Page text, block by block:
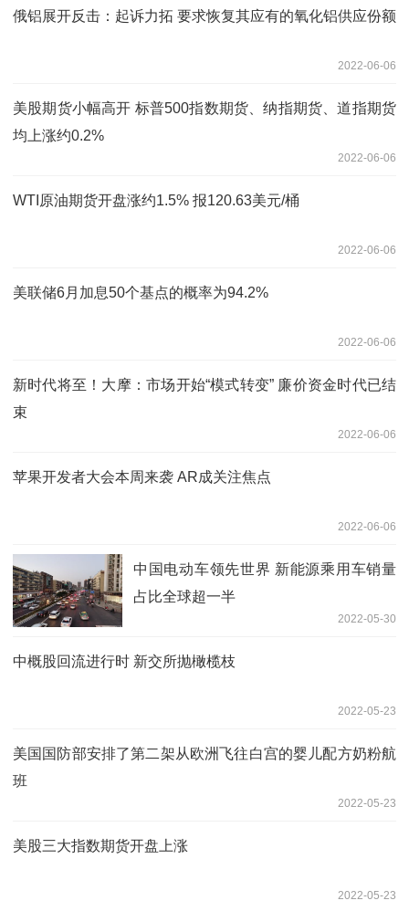
俄铝展开反击：起诉力拓 要求恢复其应有的氧化铝供应份额
2022-06-06
美股期货小幅高开 标普500指数期货、纳指期货、道指期货
均上涨约0.2%
2022-06-06
WTI原油期货开盘涨约1.5% 报120.63美元/桶
2022-06-06
美联储6月加息50个基点的概率为94.2%
2022-06-06
新时代将至！大摩：市场开始“模式转变” 廉价资金时代已结
束
2022-06-06
苹果开发者大会本周来袭 AR成关注焦点
2022-06-06
中国电动车领先世界 新能源乘用车销量
占比全球超一半
2022-05-30
中概股回流进行时 新交所抛橄榄枝
2022-05-23
美国国防部安排了第二架从欧洲飞往白宫的婴儿配方奶粉航
班
2022-05-23
美股三大指数期货开盘上涨
2022-05-23